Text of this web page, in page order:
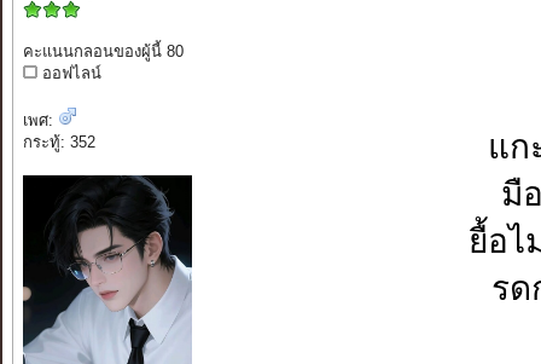
คะแนนกลอนของผู้นี้ 80
ออฟไลน์
เพศ:
กระทู้: 352
แก
มื
ยื้อไ
รด